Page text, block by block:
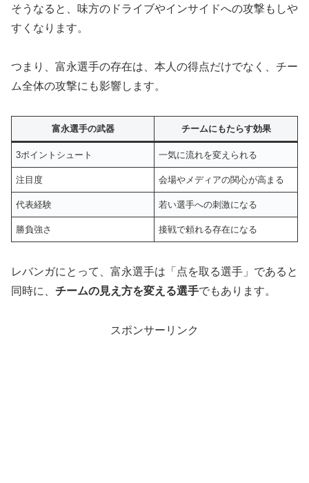
そうなると、味方のドライブやインサイドへの攻撃もしや
すくなります。
つまり、富永選手の存在は、本人の得点だけでなく、チー
ム全体の攻撃にも影響します。
富永選手の武器 チームにもたらす効果
3ポイントシュート 一気に流れを変えられる
注目度 会場やメディアの関心が高まる
代表経験 若い選手への刺激になる
勝負強さ 接戦で頼れる存在になる
レバンガにとって、富永選手は「点を取る選手」であると
同時に、 チームの見え方を変える選手でもあります。
スポンサーリンク